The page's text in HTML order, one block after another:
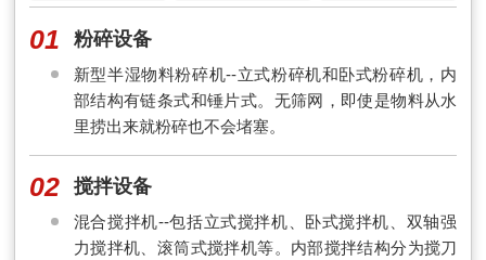
01 粉碎设备
新型半湿物料粉碎机--立式粉碎机和卧式粉碎机，内
部结构有链条式和锤片式。无筛网，即使是物料从水
里捞出来就粉碎也不会堵塞。
02 搅拌设备
混合搅拌机--包括立式搅拌机、卧式搅拌机、双轴强
力搅拌机、滚筒式搅拌机等。内部搅拌结构分为搅刀